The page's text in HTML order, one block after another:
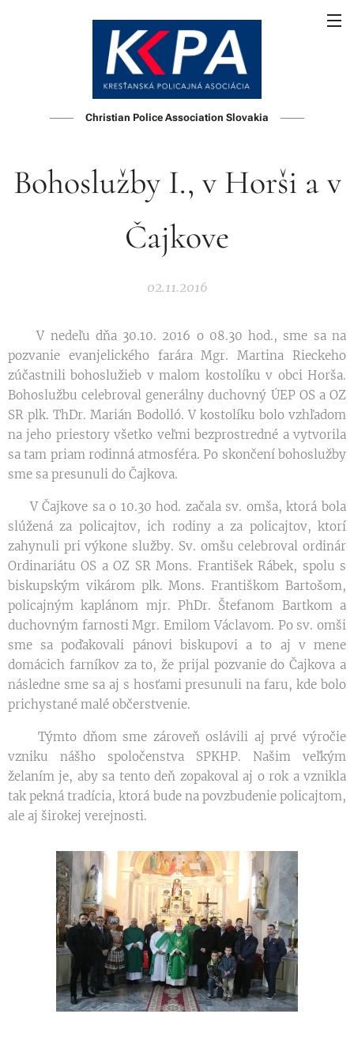
Christian Police Association Slovakia
Bohoslužby I., v Horši a v
Čajkove
02.11.2016
V nedeľu dňa 30.10. 2016 o 08.30 hod., sme sa na
pozvanie evanjelického farára Mgr. Martina Rieckeho
zúčastnili bohoslužieb v malom kostolíku v obci Horša.
Bohoslužbu celebroval generálny duchovný ÚEP OS a OZ
SR plk. ThDr. Marián Bodolló. V kostolíku bolo vzhľadom
na jeho priestory všetko veľmi bezprostredné a vytvorila
sa tam priam rodinná atmosféra. Po skončení bohoslužby
sme sa presunuli do Čajkova.
V Čajkove sa o 10.30 hod. začala sv. omša, ktorá bola
slúžená za policajtov, ich rodiny a za policajtov, ktorí
zahynuli pri výkone služby. Sv. omšu celebroval ordinár
Ordinariátu OS a OZ SR Mons. František Rábek, spolu s
biskupským vikárom plk. Mons. Františkom Bartošom,
policajným kaplánom mjr. PhDr. Štefanom Bartkom a
duchovným farnosti Mgr. Emilom Václavom. Po sv. omši
sme sa poďakovali pánovi biskupovi a to aj v mene
domácich farníkov za to, že prijal pozvanie do Čajkova a
následne sme sa aj s hosťami presunuli na faru, kde bolo
prichystané malé občerstvenie.
Týmto dňom sme zároveň oslávili aj prvé výročie
vzniku nášho spoločenstva SPKHP. Našim veľkým
želaním je, aby sa tento deň zopakoval aj o rok a vznikla
tak pekná tradícia, ktorá bude na povzbudenie policajtom,
ale aj širokej verejnosti.